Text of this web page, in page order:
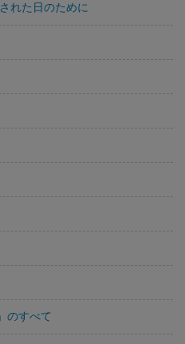
れた日のために
のすべて